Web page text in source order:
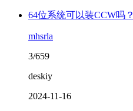
64位系统可以装CCW吗？
mhsrla
3/659
deskiy
2024-11-16